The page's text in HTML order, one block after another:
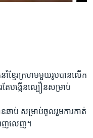
ាំខ្មែរក្រហមមួយរូបបានលើក
តែបង្កើនល្បឿនសម្រាប់
ាប់ សម្រាប់ចូលរួមការកាត់
ញលេញ។